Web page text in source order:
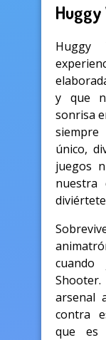
Huggy
y que
sonrisa
único,
juegos
nuestra
arsenal
contra
que es